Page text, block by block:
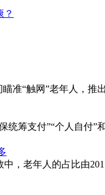
？
准“触网”老年人，
筹支付”“个人自付”
，老年人的占比由